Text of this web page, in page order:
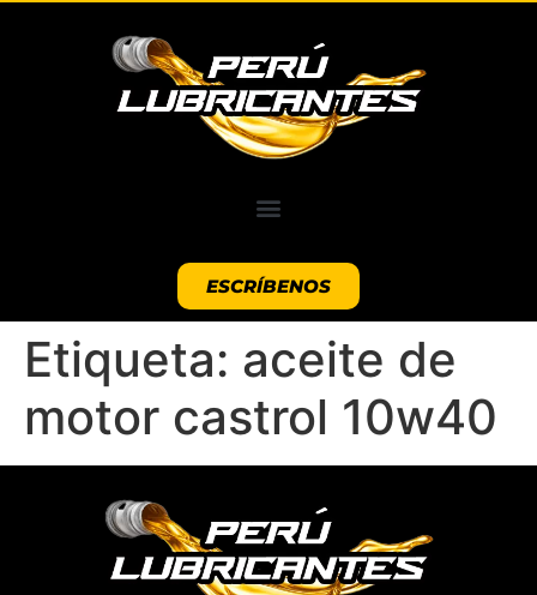
ESCRÍBENOS
Etiqueta: aceite de
motor castrol 10w40